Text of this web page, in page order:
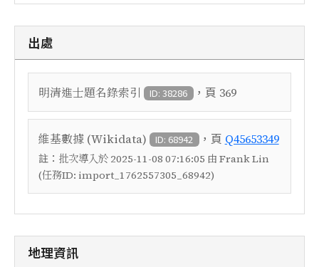
出處
明清進士題名錄索引 ID: 38286 ，頁 369
維基數據 (Wikidata) ID: 68942 ，頁 Q45653349
註： 批次導入於 2025-11-08 07:16:05 由 Frank Lin
(任務ID: import_1762557305_68942)
地理資訊